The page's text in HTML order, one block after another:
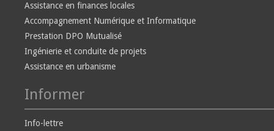
Assistance en finances locales
Accompagnement Numérique et Informatique
Prestation DPO Mutualisé
Ingénierie et conduite de projets
Assistance en urbanisme
Informer
Info-lettre